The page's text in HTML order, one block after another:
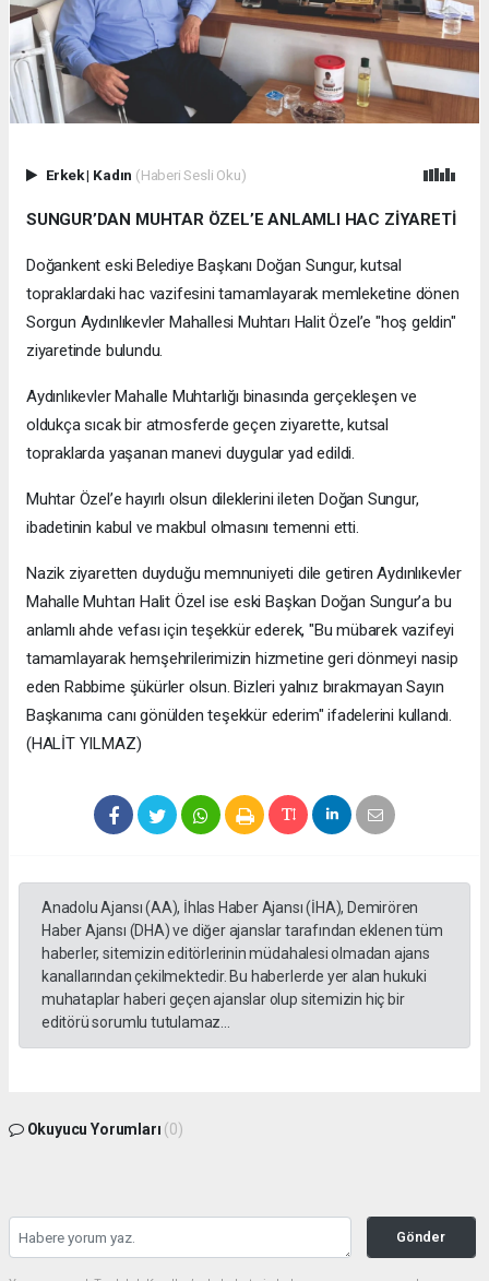
Erkek| Kadın (Haberi Sesli Oku)
SUNGUR’DAN MUHTAR ÖZEL’E ANLAMLI HAC ZİYARETİ
Doğankent eski Belediye Başkanı Doğan Sungur, kutsal
topraklardaki hac vazifesini tamamlayarak memleketine dönen
Sorgun Aydınlıkevler Mahallesi Muhtarı Halit Özel’e "hoş geldin"
ziyaretinde bulundu.
Aydınlıkevler Mahalle Muhtarlığı binasında gerçekleşen ve
oldukça sıcak bir atmosferde geçen ziyarette, kutsal
topraklarda yaşanan manevi duygular yad edildi.
Muhtar Özel’e hayırlı olsun dileklerini ileten Doğan Sungur,
ibadetinin kabul ve makbul olmasını temenni etti.
Nazik ziyaretten duyduğu memnuniyeti dile getiren Aydınlıkevler
Mahalle Muhtarı Halit Özel ise eski Başkan Doğan Sungur’a bu
anlamlı ahde vefası için teşekkür ederek, "Bu mübarek vazifeyi
tamamlayarak hemşehrilerimizin hizmetine geri dönmeyi nasip
eden Rabbime şükürler olsun. Bizleri yalnız bırakmayan Sayın
Başkanıma canı gönülden teşekkür ederim" ifadelerini kullandı.
(HALİT YILMAZ)
Anadolu Ajansı (AA), İhlas Haber Ajansı (İHA), Demirören
Haber Ajansı (DHA) ve diğer ajanslar tarafından eklenen tüm
haberler, sitemizin editörlerinin müdahalesi olmadan ajans
kanallarından çekilmektedir. Bu haberlerde yer alan hukuki
muhataplar haberi geçen ajanslar olup sitemizin hiç bir
editörü sorumlu tutulamaz...
Okuyucu Yorumları (0)
Gönder